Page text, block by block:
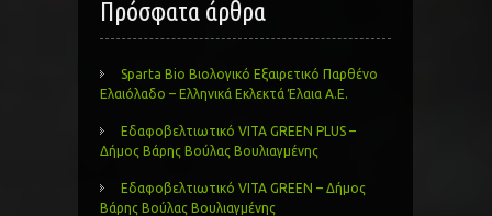
Πρόσφατα άρθρα
Sparta Bio Βιολογικό Εξαιρετικό Παρθένο
Ελαιόλαδο – Ελληνικά Εκλεκτά Έλαια Α.Ε.
Εδαφοβελτιωτικό VITA GREEN PLUS –
Δήμος Βάρης Βούλας Βουλιαγμένης
Εδαφοβελτιωτικό VITA GREEN – Δήμος
Βάρης Βούλας Βουλιαγμένης